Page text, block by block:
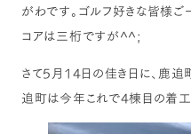
がわです。ゴルフ好きな皆様
コアは三桁ですが^^;
さて5月14日の佳き日に、鹿追
追町は今年これで4棟目の着工